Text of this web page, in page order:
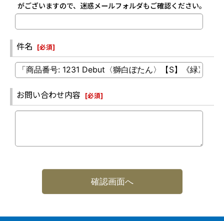
がございますので、迷惑メールフォルダもご確認ください。
件名 [必須]
お問い合わせ内容 [必須]
確認画面へ